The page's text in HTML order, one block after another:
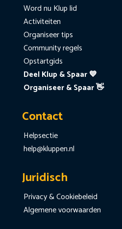
Word nu Klup lid
Activiteiten
Organiseer tips
Community regels
Opstartgids
Deel Klup & Spaar 💙
Organiseer & Spaar 👋
Contact
Helpsectie
help@kluppen.nl
Juridisch
Privacy & Cookiebeleid
Algemene voorwaarden